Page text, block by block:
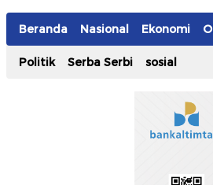
Beranda Nasional Ekonomi
Politik Serba Serbi sosial